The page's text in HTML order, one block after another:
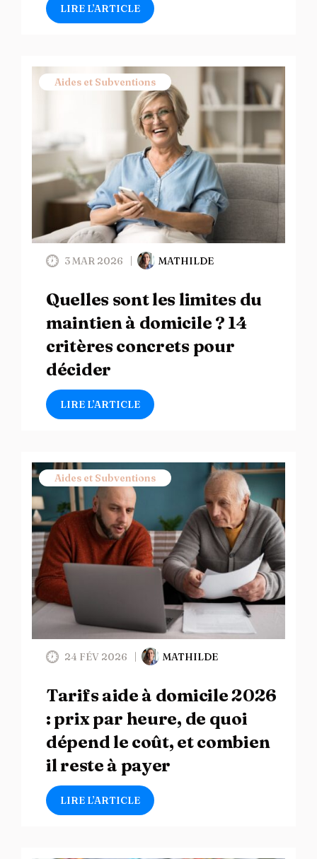
LIRE L’ARTICLE
Aides et Subventions
3 MAR 2026 MATHILDE
Quelles sont les limites du
maintien à domicile ? 14
critères concrets pour
décider
LIRE L’ARTICLE
Aides et Subventions
24 FÉV 2026 MATHILDE
Tarifs aide à domicile 2026
: prix par heure, de quoi
dépend le coût, et combien
il reste à payer
LIRE L’ARTICLE